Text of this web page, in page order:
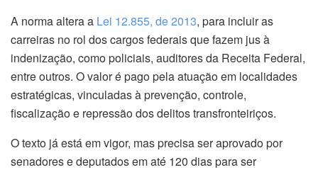
A norma altera a Lei 12.855, de 2013, para incluir as
carreiras no rol dos cargos federais que fazem jus à
indenização, como policiais, auditores da Receita Federal,
entre outros. O valor é pago pela atuação em localidades
estratégicas, vinculadas à prevenção, controle,
fiscalização e repressão dos delitos transfronteiriços.
O texto já está em vigor, mas precisa ser aprovado por
senadores e deputados em até 120 dias para ser